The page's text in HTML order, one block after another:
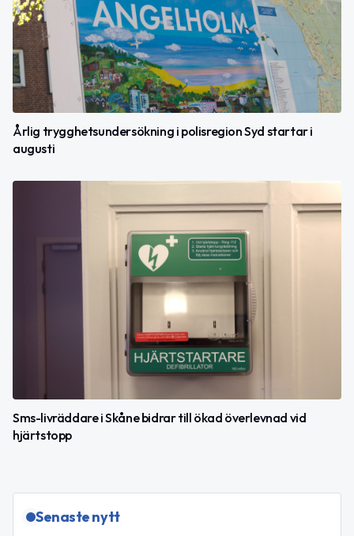
Årlig trygghetsundersökning i polisregion Syd startar i
augusti
Sms-livräddare i Skåne bidrar till ökad överlevnad vid
hjärtstopp
Senaste nytt